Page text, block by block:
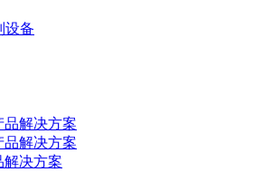
设备
品解决方案
品解决方案
解决方案